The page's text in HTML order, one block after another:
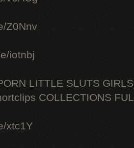
Z0Nnv
iotnbj
LITTLE SLUTS
COLLECTIONS
xtc1Y